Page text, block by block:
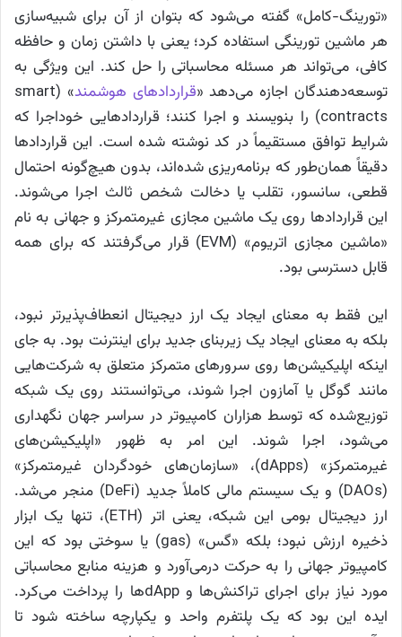
«تورینگ-کامل» گفته می‌شود که بتوان از آن برای شبیه‌سازی
هر ماشین تورینگی استفاده کرد؛ یعنی با داشتن زمان و حافظه
کافی، می‌تواند هر مسئله محاسباتی را حل کند. این ویژگی به
توسعه‌دهندگان اجازه می‌دهد «قراردادهای هوشمند
» (smart
contracts) را بنویسند و اجرا کنند؛ قراردادهایی خوداجرا که
شرایط توافق مستقیماً در کد نوشته شده است. این قراردادها
دقیقاً همان‌طور که برنامه‌ریزی شده‌اند، بدون هیچ‌گونه احتمال
قطعی، سانسور، تقلب یا دخالت شخص ثالث اجرا می‌شوند.
این قراردادها روی یک ماشین مجازی غیرمتمرکز و جهانی به نام
«ماشین مجازی اتریوم» (EVM) قرار می‌گرفتند که برای همه
قابل دسترسی بود.
این فقط به معنای ایجاد یک ارز دیجیتال انعطاف‌پذیرتر نبود،
بلکه به معنای ایجاد یک زیربنای جدید برای اینترنت بود. به جای
اینکه اپلیکیشن‌ها روی سرورهای متمرکز متعلق به شرکت‌هایی
مانند گوگل یا آمازون اجرا شوند، می‌توانستند روی یک شبکه
توزیع‌شده که توسط هزاران کامپیوتر در سراسر جهان نگهداری
می‌شود، اجرا شوند. این امر به ظهور «اپلیکیشن‌های
غیرمتمرکز» (dApps)، «سازمان‌های خودگردان غیرمتمرکز»
(DAOs) و یک سیستم مالی کاملاً جدید (DeFi) منجر می‌شد.
ارز دیجیتال بومی این شبکه، یعنی اتر (ETH)، تنها یک ابزار
ذخیره ارزش نبود؛ بلکه «گس» (gas) یا سوختی بود که این
کامپیوتر جهانی را به حرکت درمی‌آورد و هزینه منابع محاسباتی
مورد نیاز برای اجرای تراکنش‌ها و dApp‌ها را پرداخت می‌کرد.
ایده این بود که یک پلتفرم واحد و یکپارچه ساخته شود تا